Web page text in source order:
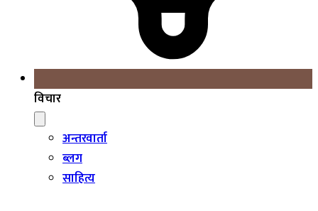
विचार
अन्तरवार्ता
ब्लग
साहित्य